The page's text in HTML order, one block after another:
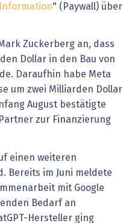
" (Paywall) über
Zuckerberg an, dass
Dollar in den Bau von
Daraufhin habe Meta
um zwei Milliarden Dollar
August bestätigte
zur Finanzierung
einen weiteren
Bereits im Juni meldete
mit Google
Bedarf an
Hersteller ging